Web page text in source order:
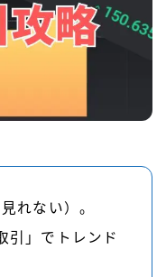
れない）。
引」でトレンド